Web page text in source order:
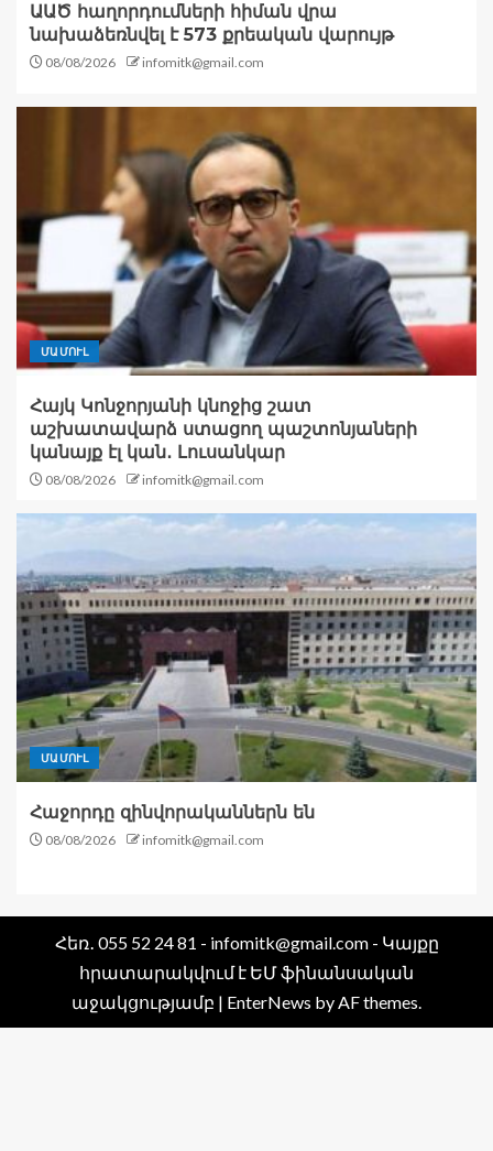
ԱԱԾ հաղորդումների հիման վրա
նախաձեռնվել է 573 քրեական վարույթ
08/08/2026 infomitk@gmail.com
ՄԱՄՈՒԼ
Հայկ Կոնջորյանի կնոջից շատ
աշխատավարձ ստացող պաշտոնյաների
կանայք էլ կան․ Լուսանկար
08/08/2026 infomitk@gmail.com
ՄԱՄՈՒԼ
Հաջորդը զինվորականներն են
08/08/2026 infomitk@gmail.com
Հեռ․ 055 52 24 81 - infomitk@gmail.com - Կայքը
հրատարակվում է ԵՄ ֆինանսական
աջակցությամբ | EnterNews by AF themes.